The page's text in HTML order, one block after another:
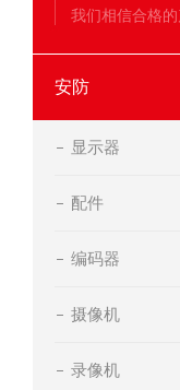
我们相信合格
安防
显示器
配件
编码器
摄像机
录像机